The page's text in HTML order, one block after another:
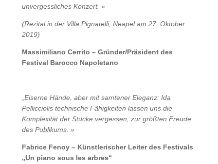
unvergessliches Konzert. »
(Rezital in der Villa Pignatelli, Neapel am 27. Oktober
2019)
Massimiliano Cerrito – Gründer/Präsident des
Festival Barocco Napoletano
„Eiserne Hände, aber mit samtener Eleganz: Ida
Pellicciolis technische Fähigkeiten lassen uns die
Komplexität der Stücke vergessen, zur größten Freude
des Publikums. »
Fabrice Fenoy – Künstlerischer Leiter des Festivals
„Un piano sous les arbres“